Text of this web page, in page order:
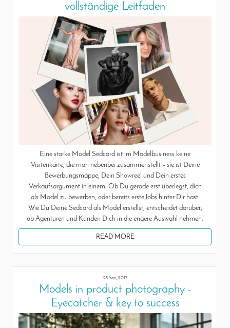
vollständige Leitfaden
Eine starke Model Sedcard ist im Modelbusiness keine
Visitenkarte, die man nebenbei zusammenstellt – sie ist Deine
Bewerbungsmappe, Dein Showreel und Dein erstes
Verkaufsargument in einem. Ob Du gerade erst überlegst, dich
als Model zu bewerben, oder bereits erste Jobs hinter Dir hast:
Wie Du Deine Sedcard als Model erstellst, entscheidet darüber,
ob Agenturen und Kunden Dich in die engere Auswahl nehmen.
READ MORE
25 Sep, 2017
Models in product photography -
Eyecatcher & key to success